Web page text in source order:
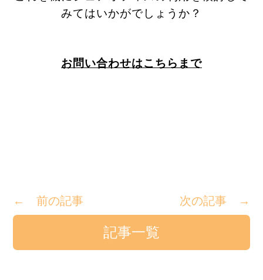
みてはいかがでしょうか？
お問い合わせはこちらまで
← 前の記事 次の記事 →
記事一覧